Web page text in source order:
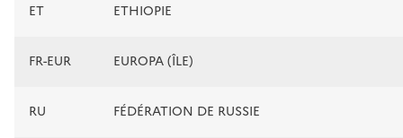
ET ETHIOPIE
FR-EUR EUROPA (ÎLE)
RU FÉDÉRATION DE RUSSIE